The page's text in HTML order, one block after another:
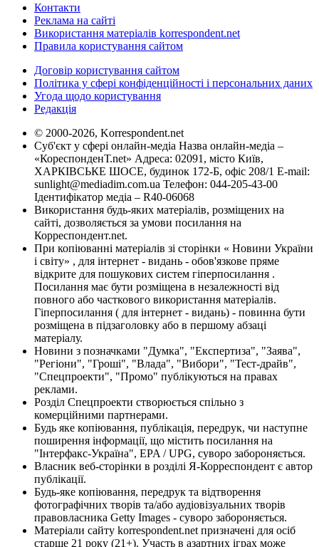
Контакти
Реклама на сайті
Використання матеріалів korrespondent.net
Правила користування сайтом
Договір користування сайтом
Політика у сфері конфіденційності і персональних даних
Угода щодо користування
Редакція
© 2000-2026, Korrespondent.net
Суб'єкт у сфері онлайн-медіа Назва онлайн-медіа –
«КореспонденТ.net» Адреса: 02091, місто Київ,
ХАРКІВСЬКЕ ШОСЕ, будинок 172-Б, офіс 208/1 E-mail:
sunlight@mediadim.com.ua Телефон: 044-205-43-00
Ідентифікатор медіа – R40-06068
Використання будь-яких матеріалів, розміщених на
сайті, дозволяється за умови посилання на
Корреспондент.net.
При копіюванні матеріалів зі сторінки « Новини України
і світу» , для інтернет - видань - обов'язкове пряме
відкрите для пошукових систем гіперпосилання .
Посилання має бути розміщена в незалежності від
повного або часткового використання матеріалів.
Гіперпосилання ( для інтернет - видань) - повинна бути
розміщена в підзаголовку або в першому абзаці
матеріалу.
Новини з позначками "Думка", "Експертиза", "Заява",
"Регіони", "Гроші", "Влада", "Вибори", "Тест-драйв",
"Спецпроекти", "Промо" публікуються на правах
реклами.
Розділ Спецпроекти створюється спільно з
комерційними партнерами.
Будь яке копіювання, публікація, передрук, чи наступне
поширення інформації, що містить посилання на
"Інтерфакс-Україна", EPA / UPG, суворо забороняється.
Власник веб-сторінки в розділі Я-Корреспондент є автор
публікації.
Будь-яке копіювання, передрук та відтворення
фотографічних творів та/або аудіовізуальних творів
правовласника Getty Images - суворо забороняється.
Матеріали сайту korrespondent.net призначені для осіб
старше 21 року (21+). Участь в азартних іграх може